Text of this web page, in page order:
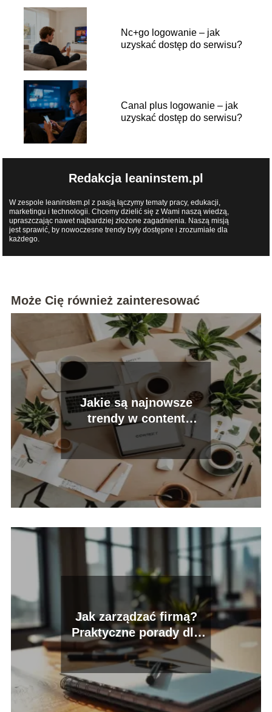
Nc+go logowanie – jak
uzyskać dostęp do serwisu?
Canal plus logowanie – jak
uzyskać dostęp do serwisu?
Redakcja leaninstem.pl
W zespole leaninstem.pl z pasją łączymy tematy pracy, edukacji,
marketingu i technologii. Chcemy dzielić się z Wami naszą wiedzą,
upraszczając nawet najbardziej złożone zagadnienia. Naszą misją
jest sprawić, by nowoczesne trendy były dostępne i zrozumiałe dla
każdego.
Może Cię również zainteresować
Jakie są najnowsze
trendy w content
marketingu?
Jak zarządzać firmą?
Praktyczne porady dla
przedsiębiorców